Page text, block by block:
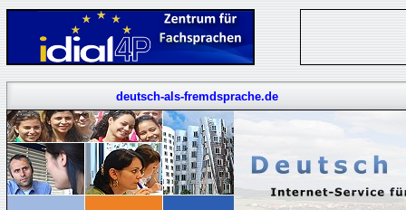
deutsch-als-fremdsprache.de